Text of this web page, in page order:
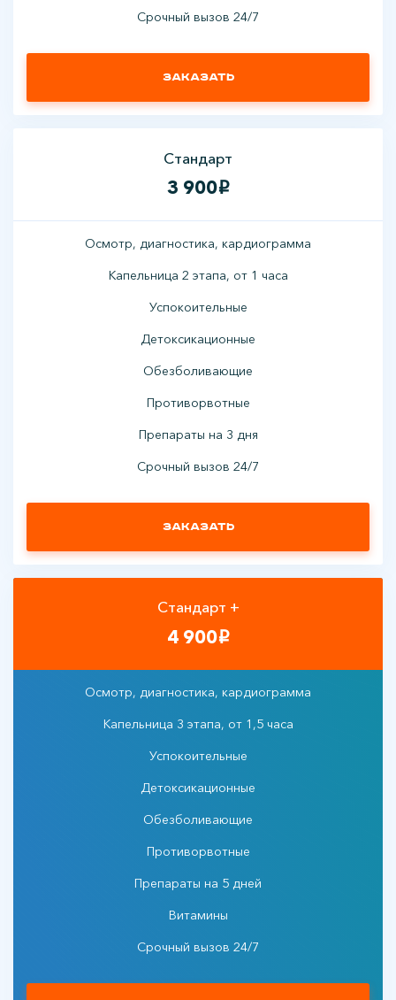
Срочный вызов 24/7
Заказать
Стандарт
3 900i
Осмотр, диагностика, кардиограмма
Капельница 2 этапа, от 1 часа
Успокоительные
Детоксикационные
Обезболивающие
Противорвотные
Препараты на 3 дня
Срочный вызов 24/7
Заказать
Стандарт +
4 900i
Осмотр, диагностика, кардиограмма
Капельница 3 этапа, от 1,5 часа
Успокоительные
Детоксикационные
Обезболивающие
Противорвотные
Препараты на 5 дней
Витамины
Срочный вызов 24/7